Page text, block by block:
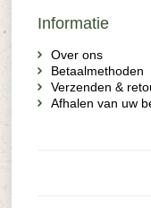
Informatie
Over ons
Betaalmethoden
Verzenden &
Afhalen van uw